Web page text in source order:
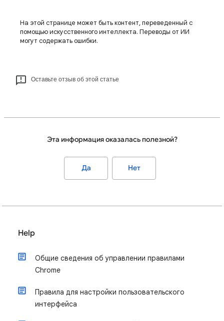
На этой странице может быть контент, переведенный с
помощью искусственного интеллекта. Переводы от ИИ
могут содержать ошибки.
Оставьте отзыв об этой статье
Эта информация оказалась полезной?
Да Нет
Help
Общие сведения об управлении правилами
Chrome
Правила для настройки пользовательского
интерфейса